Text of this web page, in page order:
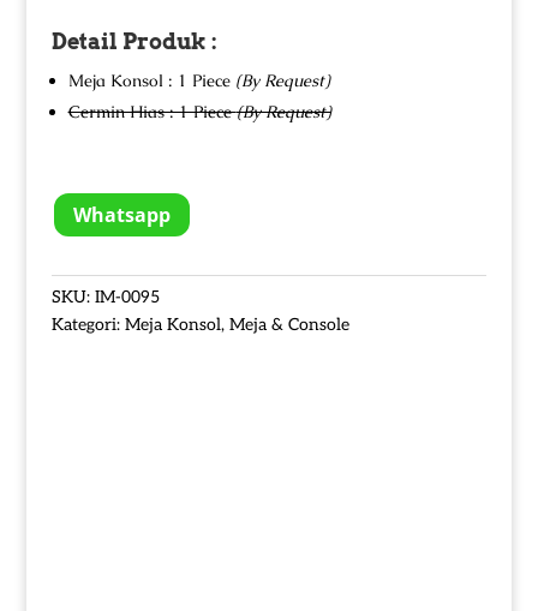
Detail Produk :
Meja Konsol : 1 Piece (By Request)
Cermin Hias : 1 Piece(By Request)
Whatsapp
SKU: IM-0095
Kategori: Meja Konsol, Meja & Console